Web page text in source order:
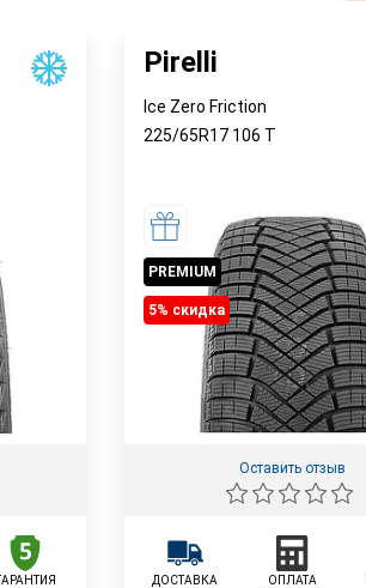
Pirelli
Ice Zero Friction
225/65R17 106 T
PREMIUM
5% cкидка
Оставить отзыв
ДОСТАВКА
ОПЛАТА